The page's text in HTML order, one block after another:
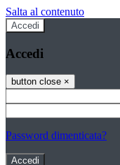
Salta al contenuto
Accedi
Accedi
button close ×
Password dimenticata?